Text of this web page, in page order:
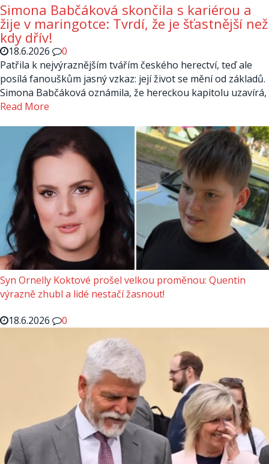
Simona Babčáková skončila s kariérou a
žije v maringotce: Tvrdí, že je šťastnější než
kdy dřív!
18.6.2026
0
Patřila k nejvýraznějším tvářím českého herectví, teď ale
posílá fanouškům jasný vzkaz: její život se mění od základů.
Simona Babčáková oznámila, že hereckou kapitolu uzavírá,
Read More
Syn Ornelly Koktové prošel velkou proměnou: Quentin
výrazně zhubl a lidé nestačí žasnout!
18.6.2026
0